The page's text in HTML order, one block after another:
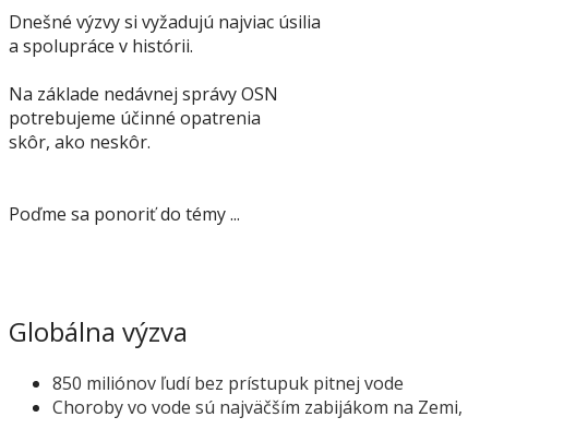
Dnešné výzvy si vyžadujú najviac úsilia
a spolupráce v histórii.
Na základe nedávnej správy OSN
potrebujeme účinné opatrenia
skôr, ako neskôr.
Poďme sa ponoriť do témy ...
Globálna výzva
850 miliónov ľudí bez prístupuk pitnej vode
Choroby vo vode sú najväčším zabijákom na Zemi,